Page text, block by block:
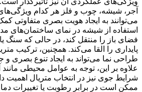
آجر، شیشه، چوب و فلز هر کدام
می‌توانند به ایجاد هویت بصری متفاوتی
استفاده از شیشه در نمای ساختمان‌های
فضای باز را منتقل کند، در حالی که سنگ
پایداری را القا می‌کند. همچنین، ترکیب
طراحی نما می‌تواند به ایجاد تنوع بصری و
علاوه بر این، توجه به عوامل محیطی
شرایط جوی نیز در انتخاب متریال اهمیت
ممکن است در برابر رطوبت یا تغییرات دما